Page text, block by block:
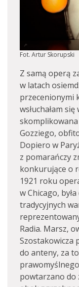
Fot. Artur Skorupski
Z samą operą
w latach
przecenionymi
wsłuchałam
Gozziego,
Dopiero w
z pomarańczy
konkurujące o
1921 roku
w Chicago,
tradycyjnych
Radia. Marsz,
Szostakowicza
do anteny, za to
powtarzano do